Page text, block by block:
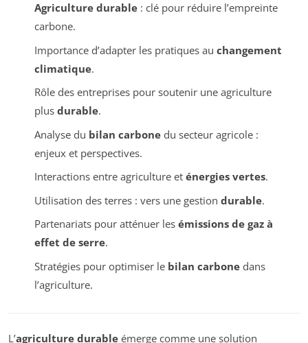
Agriculture durable: clé pour réduire l’empreinte
carbone.
Importance d’adapter les pratiques au changement
climatique.
Rôle des entreprises pour soutenir une agriculture
plus durable.
Analyse du bilan carbonedu secteur agricole :
enjeux et perspectives.
Interactions entre agriculture et énergies vertes.
Utilisation des terres : vers une gestion durable.
Partenariats pour atténuer les émissions de gaz à
effet de serre.
Stratégies pour optimiser le bilan carbonedans
l’agriculture.
L’agriculture durable émerge comme une solution